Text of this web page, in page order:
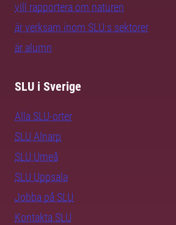
vill rapportera om naturen
är verksam inom SLU:s sektorer
är alumn
SLU i Sverige
Alla SLU-orter
SLU Alnarp
SLU Umeå
SLU Uppsala
Jobba på SLU
Kontakta SLU